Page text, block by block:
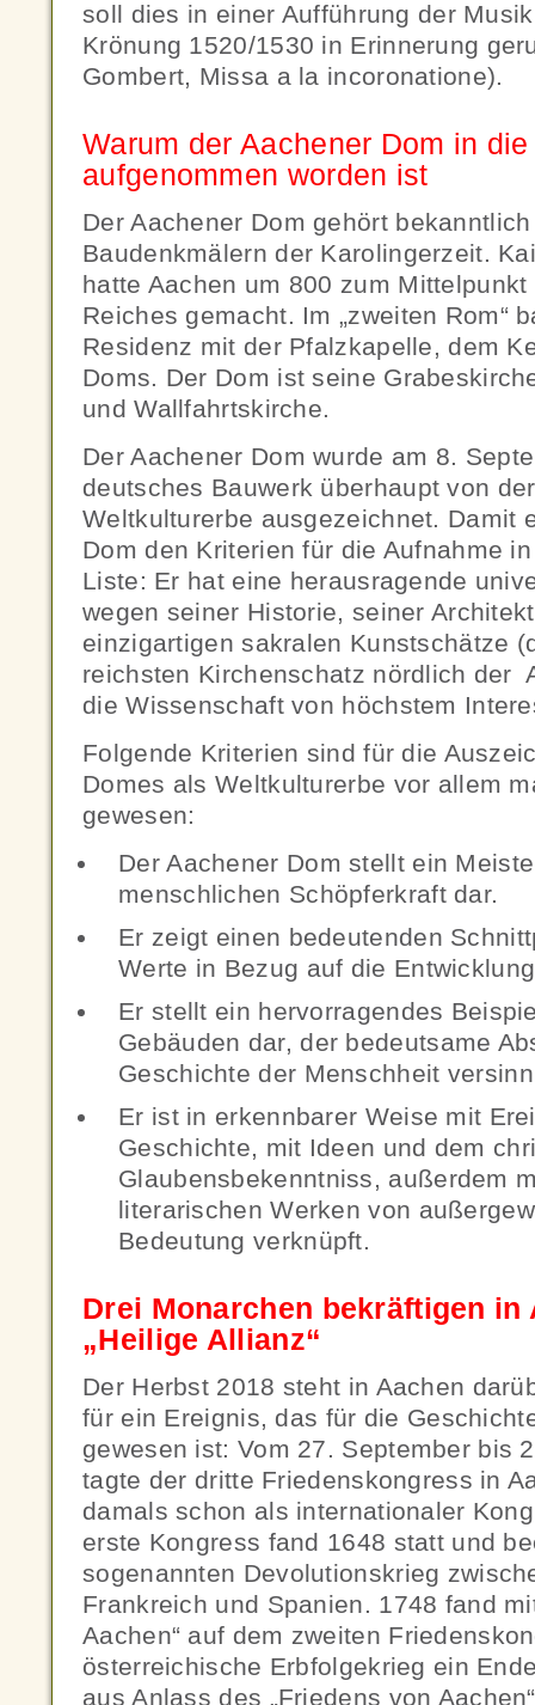
soll dies in einer Aufführung der
Krönung 1520/1530 in Erinnerung
Gombert, Missa a la incoronatione).
Warum der Aachener Dom in
aufgenommen worden ist
Der Aachener Dom gehört
Baudenkmälern der Karolingerzeit.
hatte Aachen um 800 zum
Reiches gemacht. Im „zweiten Rom“
Residenz mit der Pfalzkapelle, dem
Doms. Der Dom ist seine
und Wallfahrtskirche.
Der Aachener Dom wurde am 8.
deutsches Bauwerk überhaupt von
Weltkulturerbe ausgezeichnet. Damit
Dom den Kriterien für die Aufnahme
Liste: Er hat eine herausragende
wegen seiner Historie, seiner
einzigartigen sakralen Kunstschätze
reichsten Kirchenschatz nördlich der
die Wissenschaft von höchstem
Folgende Kriterien sind für die
Domes als Weltkulturerbe vor allem
gewesen:
Der Aachener Dom stellt ein
menschlichen Schöpferkraft dar.
Er zeigt einen bedeutenden
Werte in Bezug auf die
Er stellt ein hervorragendes
Gebäuden dar, der bedeutsame
Geschichte der Menschheit
Er ist in erkennbarer Weise mit
Geschichte, mit Ideen und dem
Glaubensbekenntniss, außerdem
literarischen Werken von
Bedeutung verknüpft.
Drei Monarchen bekräftigen in
„Heilige Allianz“
Der Herbst 2018 steht in Aachen
für ein Ereignis, das für die
gewesen ist: Vom 27. September bis
tagte der dritte Friedenskongress in
damals schon als internationaler
erste Kongress fand 1648 statt und
sogenannten Devolutionskrieg
Frankreich und Spanien. 1748 fand
Aachen“ auf dem zweiten
österreichische Erbfolgekrieg ein
aus Anlass des „Friedens von